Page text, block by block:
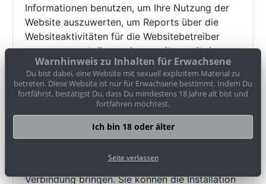
Informationen benutzen, um Ihre Nutzung der
Website auszuwerten, um Reports über die
Websiteaktivitäten für die Websitebetreiber
zusammenzustellen und um weitere mit der
Websitenutzung und der Internetnutzung
verbundene Dienstleistungen zu erbringen.
Auch wird Google diese Informationen
gegebenenfalls an Dritte übertragen, sofern
dies gesetzlich vorgeschrieben oder soweit
Dritte diese Daten im Auftrag von Google
Adresse mit anderen Daten von Google in
Verbindung bringen. Sie können die Installation
Warnhinweis zu Inhalten für Erwachsene
Du bist dabei, eine Website mit sexuell explizitem Material zu
betreten. Diese Website ist nur für Erwachsene bestimmt. Indem Du
fortfährst, bestätigst Du, dass Du mindestens 18 Jahre alt bist und
fortfahren möchtest.
Ich bin 18 oder älter
Seite verlassen